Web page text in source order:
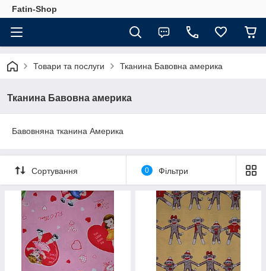
Fatin-Shop
Товари та послуги Тканина Бавовна америка
Тканина Бавовна америка
Бавовняна тканина Америка
Сортування 0 Фільтри